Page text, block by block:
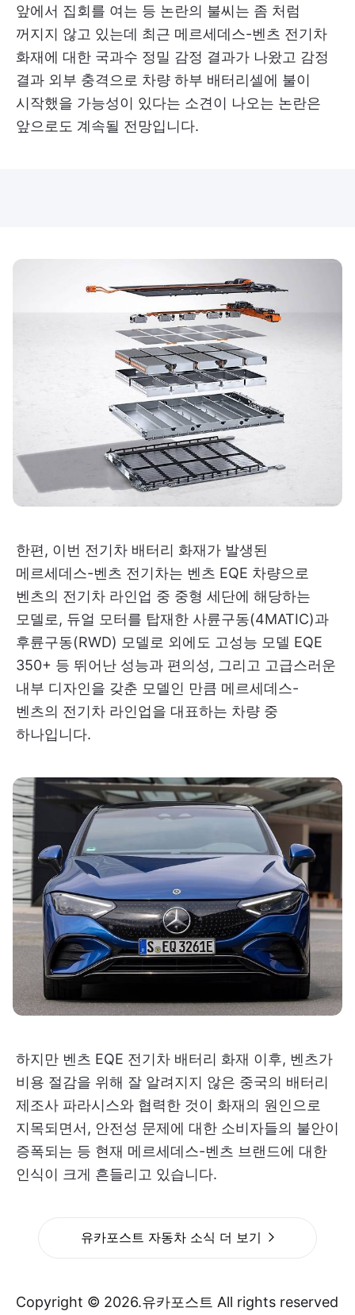
앞에서 집회를 여는 등 논란의 불씨는 좀 처럼
꺼지지 않고 있는데 최근 메르세데스-벤츠 전기차
화재에 대한 국과수 정밀 감정 결과가 나왔고 감정
결과 외부 충격으로 차량 하부 배터리셀에 불이
시작했을 가능성이 있다는 소견이 나오는 논란은
앞으로도 계속될 전망입니다.
한편, 이번 전기차 배터리 화재가 발생된
메르세데스-벤츠 전기차는 벤츠 EQE 차량으로
벤츠의 전기차 라인업 중 중형 세단에 해당하는
모델로, 듀얼 모터를 탑재한 사륜구동(4MATIC)과
후륜구동(RWD) 모델로 외에도 고성능 모델 EQE
350+ 등 뛰어난 성능과 편의성, 그리고 고급스러운
내부 디자인을 갖춘 모델인 만큼 메르세데스-
벤츠의 전기차 라인업을 대표하는 차량 중
하나입니다.
하지만 벤츠 EQE 전기차 배터리 화재 이후, 벤츠가
비용 절감을 위해 잘 알려지지 않은 중국의 배터리
제조사 파라시스와 협력한 것이 화재의 원인으로
지목되면서, 안전성 문제에 대한 소비자들의 불안이
증폭되는 등 현재 메르세데스-벤츠 브랜드에 대한
인식이 크게 흔들리고 있습니다.
유카포스트 자동차 소식 더 보기
Copyright © 2026.유카포스트 All rights reserved